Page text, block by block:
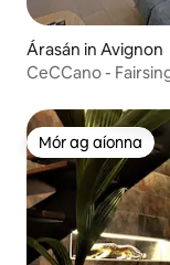
Árasán in Avignon
CeCCano -
Mór ag aíonna
Mór ag aíonna